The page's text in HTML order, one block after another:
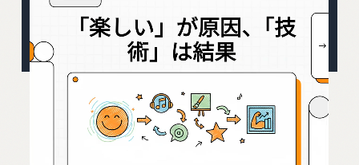
© 2025 Phoenix-Aichiオンライン教室. All Rights
Reserved.